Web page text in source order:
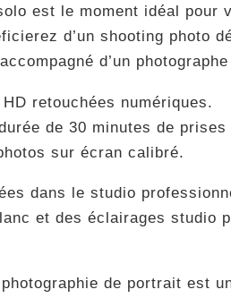
est le moment idéal
d’un shooting photo
d’un
retouchées numériques.
de 30 minutes de
sur écran calibré.
dans le studio
et des éclairages studio
de portrait est